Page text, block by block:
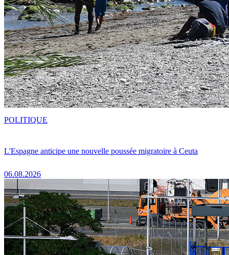
L'Espagne anticipe une nouvelle poussée migratoire à Ceuta
06.08.2026
POLITIQUE